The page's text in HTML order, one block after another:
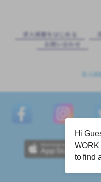
求⼈掲載をはじめる
お問い合わせ
求人
Hi
WORK
to find